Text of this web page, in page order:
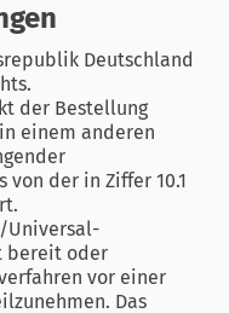
Deutschland
der Bestellung
einem anderen
von der in Ziffer 10.1
Universal­
bereit oder
vor einer
Das